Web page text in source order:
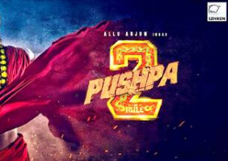
దేవిశ్రీ కీలక
అమ్మవారిపై
సినిమాకే హైలెట్ అట
Nov 21, 2023 05:31 pm